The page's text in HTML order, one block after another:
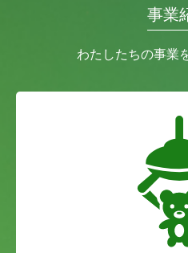
事業
わたしたちの事業